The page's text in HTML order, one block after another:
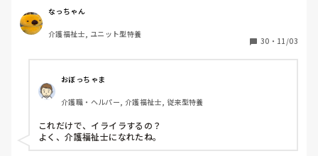
るオムツ外し。23:30オムツカバー顔の横。パットは手す
り。ズボンは履いている。リネンは尿汚染。パジャマはビシ
ョビショ。リネン、パジャマ更衣、オムツ新しいのをする。
と、排尿し、オムツ当て直し。臥床させる。
もううんざり。明日は残業頼まれているからホントやめてほ
しい。これ打ってたら、イライラ少し解消しました。ありが
とうございました😊
なっちゃん
介護福祉士, ユニット型特養
30 ・ 11/03
おぼっちゃま
介護職・ヘルパー, 介護福祉士, 従来型特養
これだけで、イライラするの？
よく、介護福祉士になれたね。